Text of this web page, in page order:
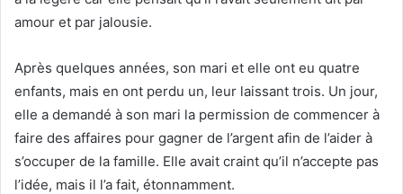
amour et par jalousie.
Après quelques années, son mari et elle ont eu quatre
enfants, mais en ont perdu un, leur laissant trois. Un jour,
elle a demandé à son mari la permission de commencer à
faire des affaires pour gagner de l’argent afin de l’aider à
s’occuper de la famille. Elle avait craint qu’il n’accepte pas
l’idée, mais il l’a fait, étonnamment.